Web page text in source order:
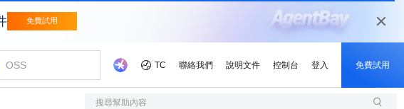
搜尋幫助內容